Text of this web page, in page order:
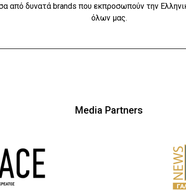
από δυνατά brands που εκπροσωπούν την
όλων μας.
Media Partners